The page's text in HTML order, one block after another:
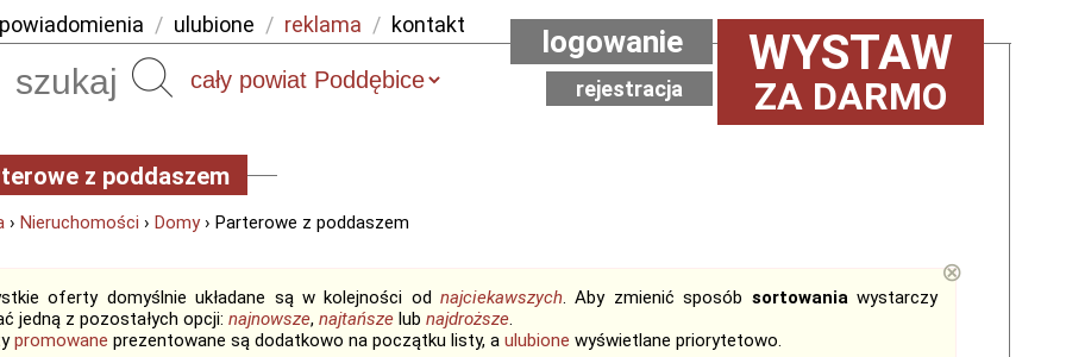
powiadomienia / ulubione / reklama / kontakt
Szukaj WYSTAW
ZA DARMO
logowanie
rejestracja
z poddaszem
› Nieruchomości › Domy› Parterowe z poddaszem
oferty domyślnie układane są w kolejności odnajciekawszych. Aby zmienić sposób sortowaniawystarczy
jedną z pozostałych opcji: najnowsze, najtańsze lub najdroższe.
promowane prezentowane są dodatkowo na początku listy, a ulubione wyświetlane priorytetowo.
⊗